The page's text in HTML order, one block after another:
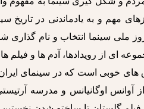
مهم و به یادماندنی در تاریخ
ملی سینما انتخاب و نام گذاری
ای از رویدادها، آدم ها و
های خوبی است که در سینمای
از آوانس اوگانیانس و مدرسه